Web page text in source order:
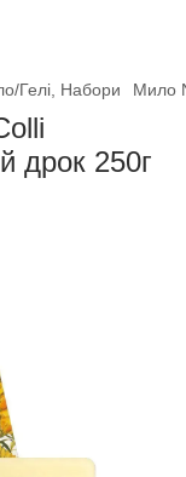
Гелі, Набори Мило
дрок 250г